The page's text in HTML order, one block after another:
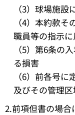
（3）球場施
（4）本約款
職員等の指示
（5）第6条の
る損害
（6）前各号
及びその管理
2.前項但書の場合